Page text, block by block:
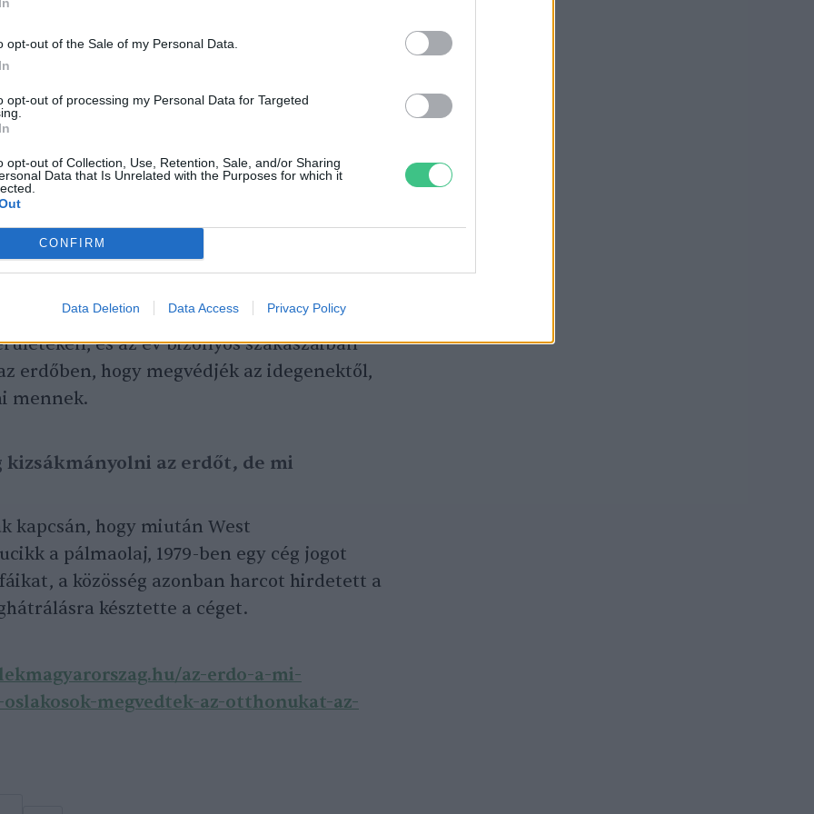
opt-out of the Sale of my Personal Data.
opt-out of processing my Personal Data for Targeted
opt-out of Collection, Use, Retention, Sale, and/or Sharing
Data that Is Unrelated with the Purposes for which it
CONFIRM
Data Deletion Data Access Privacy Policy
az erdő tiszteletét és védelmét.
nem volt képes megvédeni a
igen.
A tiszta víz, a gyógynövények, a
csónakjainkhoz szükséges
és a vadhúst”
hogy az erdő egyes részeit, mint a
rituális és spirituális okokból. Más
szerint kezelik. 3500 hektáron folyik
gumit és más növényeket termesztenek.
és az év bizonyos szakaszaiban
erdőben, hogy megvédjék az idegenektől,
mennek.
az erdőt, de mi
kapcsán, hogy miután West
a pálmaolaj, 1979-ben egy cég jogot
a közösség azonban harcot hirdetett a
késztette a céget.
az-erdo-a-mi-
megvedtek-az-otthonukat-az-